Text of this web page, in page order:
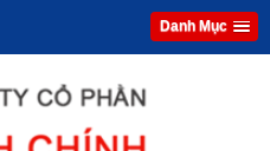
Danh Mục